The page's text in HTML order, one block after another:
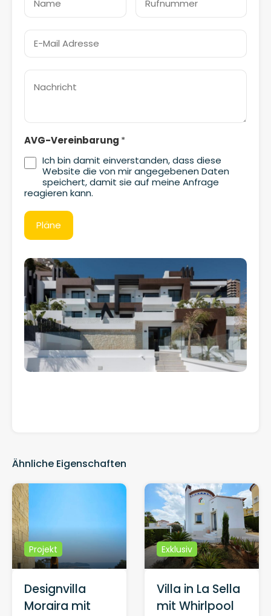
AVG-Vereinbarung *
Ich bin damit einverstanden, dass diese
Website die von mir angegebenen Daten
speichert, damit sie auf meine Anfrage
reagieren kann.
Ähnliche Eigenschaften
Projekt
Designvilla
Moraira mit
Exklusiv
Villa in La Sella
mit Whirlpool